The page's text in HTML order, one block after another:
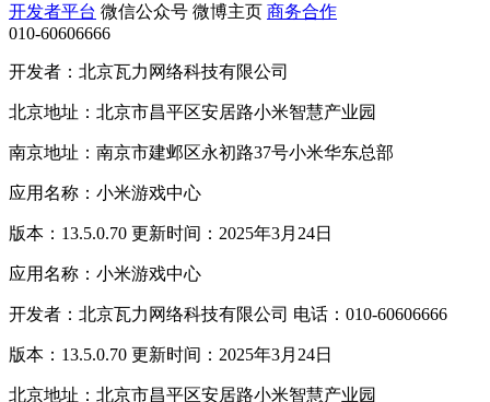
开发者平台 微信公众号 微博主页 商务合作
010-60606666
开发者：北京瓦力网络科技有限公司
北京地址：北京市昌平区安居路小米智慧产业园
南京地址：南京市建邺区永初路37号小米华东总部
应用名称：小米游戏中心
版本：13.5.0.70 更新时间：2025年3月24日
应用名称：小米游戏中心
开发者：北京瓦力网络科技有限公司 电话：010-60606666
版本：13.5.0.70 更新时间：2025年3月24日
北京地址：北京市昌平区安居路小米智慧产业园